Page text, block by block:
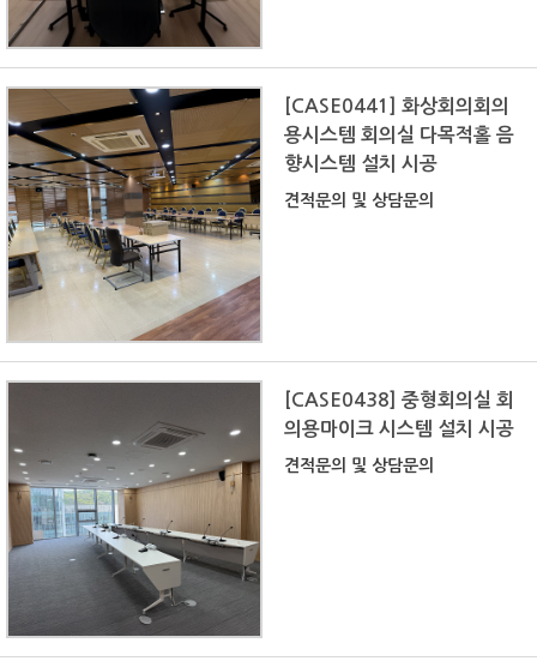
[CASE0441] 화상회의회의
용시스템 회의실 다목적홀 음
향시스템 설치 시공
견적문의 및 상담문의
[CASE0438] 중형회의실 회
의용마이크 시스템 설치 시공
견적문의 및 상담문의